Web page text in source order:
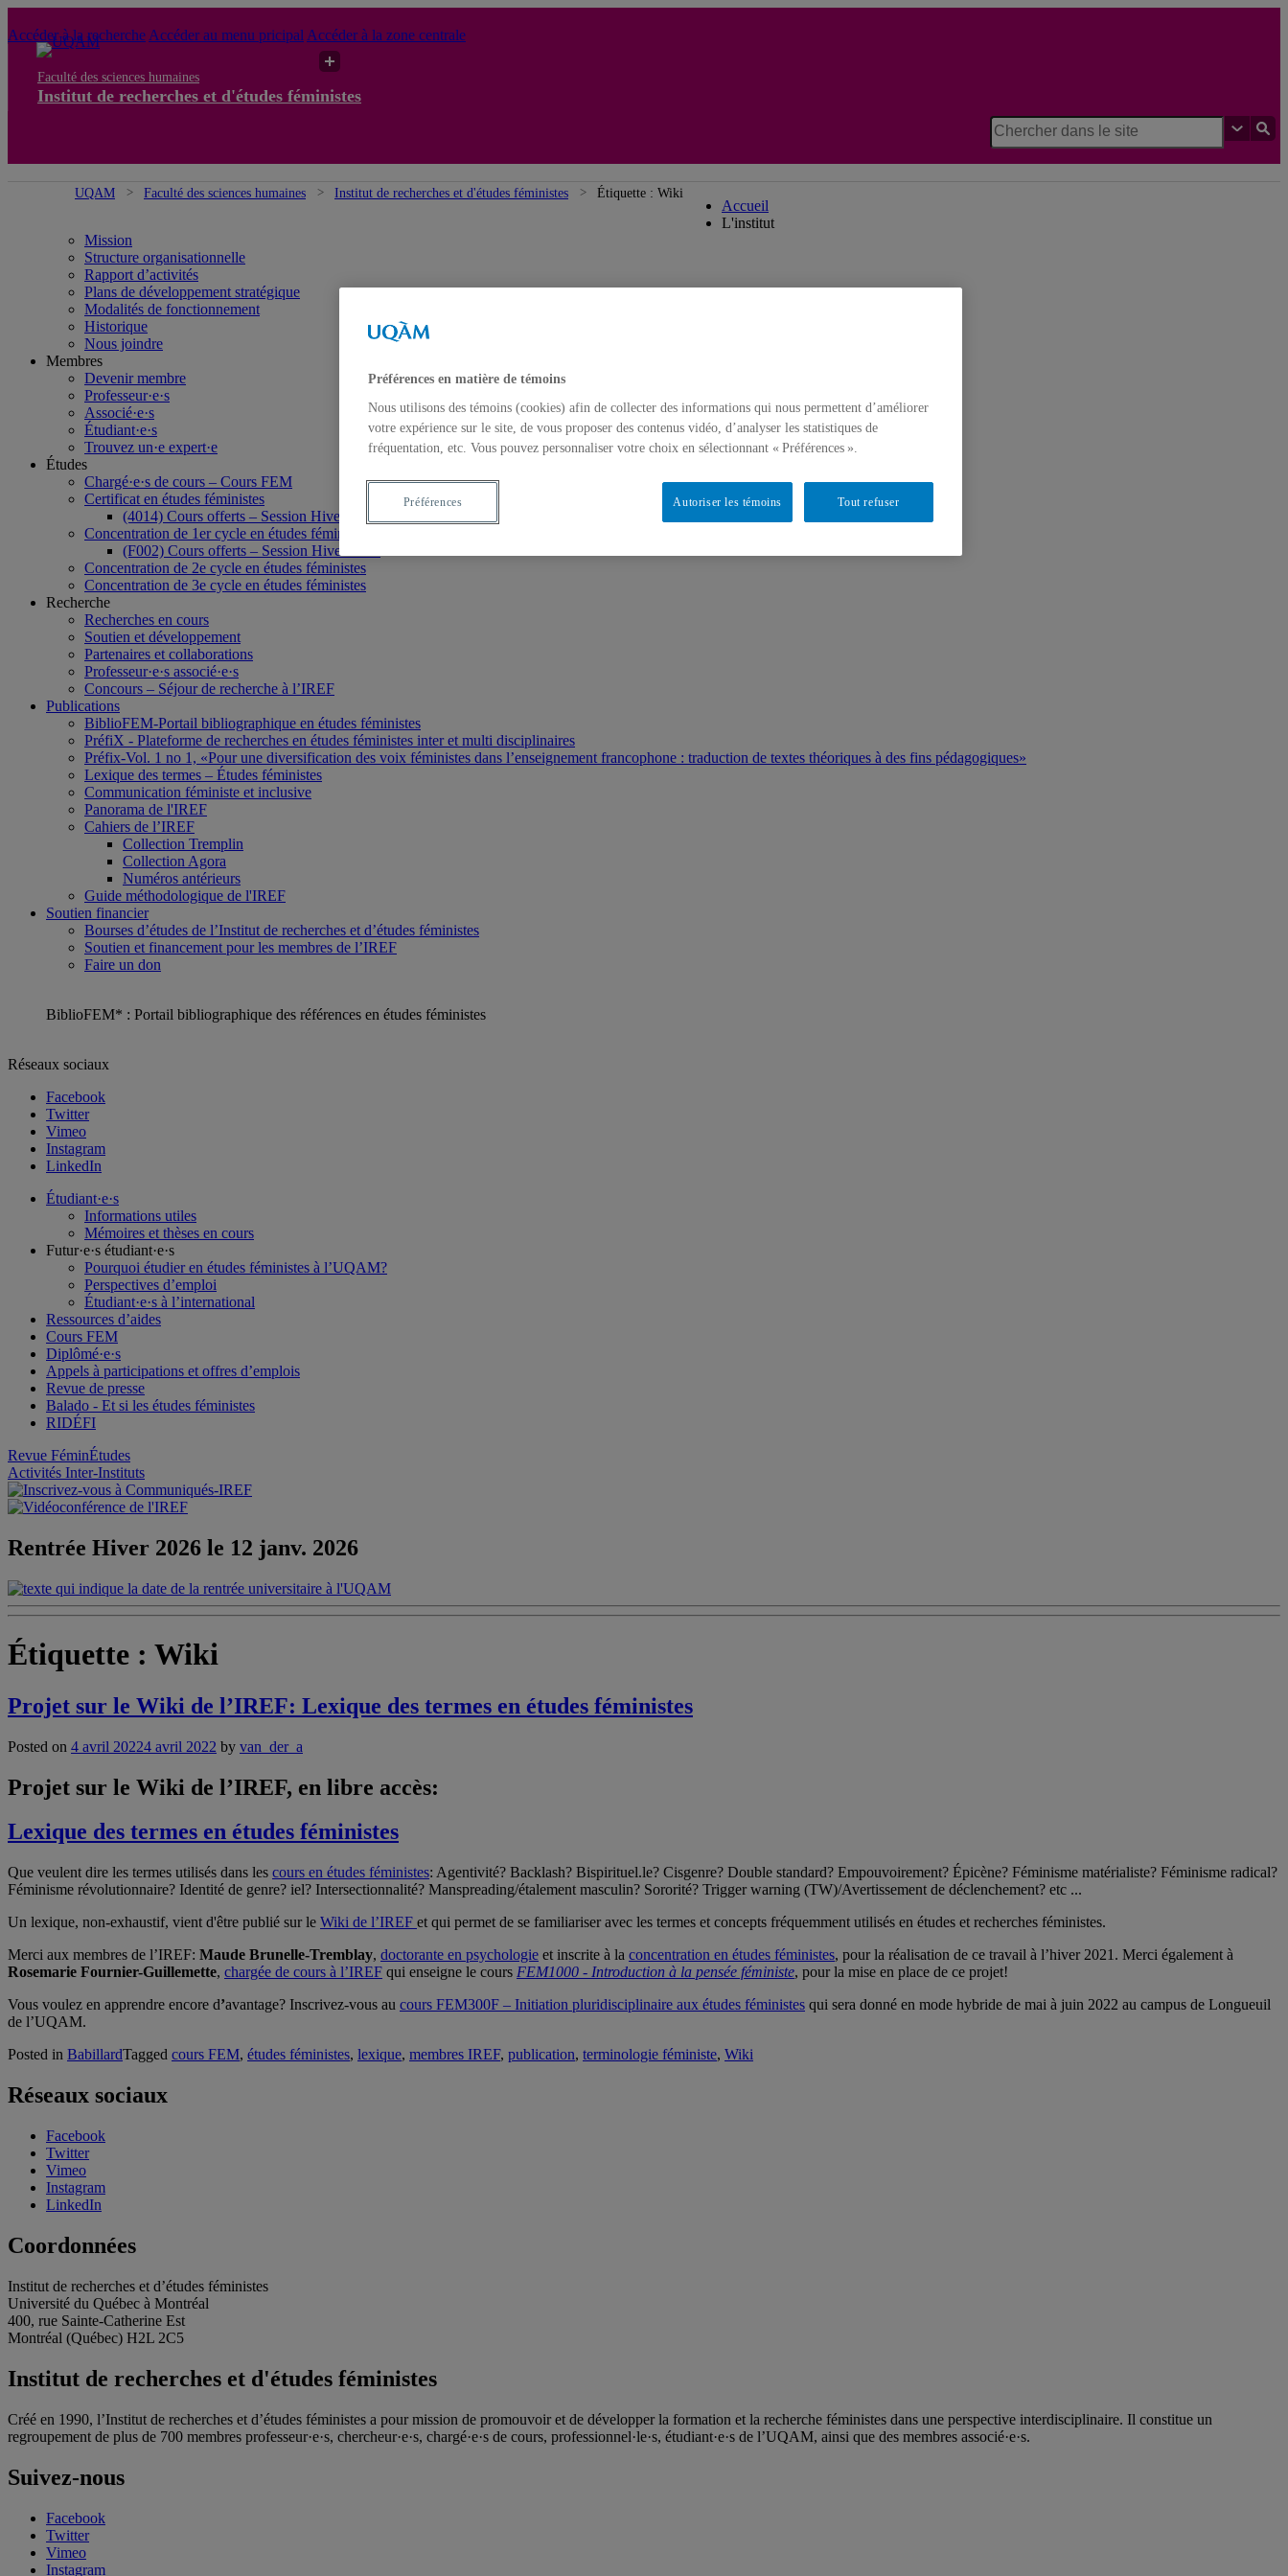
Accéder à la recherche Accéder au menu pricipal Accéder à la zone centrale
Faculté des sciences humaines
Institut de recherches et d'études féministes
UQAM Faculté des sciences humaines Institut de recherches et d'études féministes Étiquette : Wiki
Accueil
L'institut
Mission
Structure organisationnelle
Rapport d’activités
Plans de développement stratégique
Modalités de fonctionnement
Historique
Nous joindre
Membres
Devenir membre
Professeur·e·s
Associé·e·s
Étudiant·e·s
Trouvez un·e expert·e
Études
Chargé·e·s de cours – Cours FEM
Certificat en études féministes
(4014) Cours offerts – Session Hiver 2020
Concentration de 1er cycle en études féministes
(F002) Cours offerts – Session Hiver 2020
Concentration de 2e cycle en études féministes
Concentration de 3e cycle en études féministes
Recherche
Recherches en cours
Soutien et développement
Partenaires et collaborations
Professeur·e·s associé·e·s
Concours – Séjour de recherche à l’IREF
Publications
BiblioFEM-Portail bibliographique en études féministes
PréfiX - Plateforme de recherches en études féministes inter et multi disciplinaires
Préfix-Vol. 1 no 1, «Pour une diversification des voix féministes dans l’enseignement francophone : traduction de textes théoriques à des fins pédagogiques»
Lexique des termes – Études féministes
Communication féministe et inclusive
Panorama de l'IREF
Cahiers de l’IREF
Collection Tremplin
Collection Agora
Numéros antérieurs
Guide méthodologique de l'IREF
Soutien financier
Bourses d’études de l’Institut de recherches et d’études féministes
Soutien et financement pour les membres de l’IREF
Faire un don
BiblioFEM* : Portail bibliographique des références en études féministes
Réseaux sociaux
Facebook
Twitter
Vimeo
Instagram
LinkedIn
Étudiant·e·s
Informations utiles
Mémoires et thèses en cours
Futur·e·s étudiant·e·s
Pourquoi étudier en études féministes à l’UQAM?
Perspectives d’emploi
Étudiant·e·s à l’international
Ressources d’aides
Cours FEM
Diplômé·e·s
Appels à participations et offres d’emplois
Revue de presse
Balado - Et si les études féministes
RIDÉFI
Revue FéminÉtudes
Activités Inter-Instituts
Rentrée Hiver 2026 le 12 janv. 2026
Étiquette : Wiki
Projet sur le Wiki de l’IREF: Lexique des termes en études féministes
Posted on 4 avril 20224 avril 2022 by van_der_a
Projet sur le Wiki de l’IREF, en libre accès:
Lexique des termes en études féministes
Que veulent dire les termes utilisés dans les cours en études féministes: Agentivité? Backlash? Bispirituel.le? Cisgenre? Double standard? Empouvoirement? Épicène? Féminisme matérialiste? Féminisme radical?
Féminisme révolutionnaire? Identité de genre? iel? Intersectionnalité? Manspreading/étalement masculin? Sororité? Trigger warning (TW)/Avertissement de déclenchement? etc ...
Un lexique, non-exhaustif, vient d'être publié sur le Wiki de l’IREF et qui permet de se familiariser avec les termes et concepts fréquemment utilisés en études et recherches féministes.
Merci aux membres de l’IREF: Maude Brunelle-Tremblay, doctorante en psychologie et inscrite à la concentration en études féministes, pour la réalisation de ce travail à l’hiver 2021. Merci également à
Rosemarie Fournier-Guillemette, chargée de cours à l’IREF qui enseigne le cours FEM1000 - Introduction à la pensée féministe, pour la mise en place de ce projet!
Vous voulez en apprendre encore d’avantage? Inscrivez-vous au cours FEM300F – Initiation pluridisciplinaire aux études féministes qui sera donné en mode hybride de mai à juin 2022 au campus de Longueuil
de l’UQAM.
Posted in BabillardTagged cours FEM, études féministes, lexique, membres IREF, publication, terminologie féministe, Wiki
Réseaux sociaux
Facebook
Twitter
Vimeo
Instagram
LinkedIn
Coordonnées
Institut de recherches et d’études féministes
Université du Québec à Montréal
400, rue Sainte-Catherine Est
Montréal (Québec) H2L 2C5
Institut de recherches et d'études féministes
Créé en 1990, l’Institut de recherches et d’études féministes a pour mission de promouvoir et de développer la formation et la recherche féministes dans une perspective interdisciplinaire. Il constitue un
regroupement de plus de 700 membres professeur·e·s, chercheur·e·s, chargé·e·s de cours, professionnel·le·s, étudiant·e·s de l’UQAM, ainsi que des membres associé·e·s.
Suivez-nous
Facebook
Twitter
Vimeo
Instagram
Préférences en matière de témoins
Nous utilisons des témoins (cookies) afin de collecter des informations qui nous permettent d’améliorer
votre expérience sur le site, de vous proposer des contenus vidéo, d’analyser les statistiques de
fréquentation, etc. Vous pouvez personnaliser votre choix en sélectionnant « Préférences ».
Tout refuser
Autoriser les témoins
Préférences